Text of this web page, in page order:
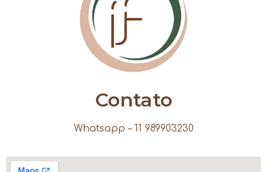
Contato
Whatsapp – 11 989903230